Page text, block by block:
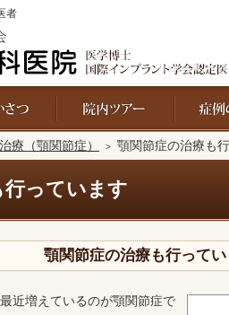
行っています
者
顎関節症の治療も行って
近増えているのが顎関節症で
療（顎関節症） 顎関節症の治療も